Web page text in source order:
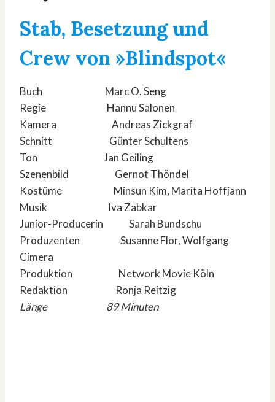
Stab, Besetzung und
Crew von »Blindspot«
Buch Marc O. Seng
Regie Hannu Salonen
Kamera Andreas Zickgraf
Schnitt Günter Schultens
Ton Jan Geiling
Szenenbild Gernot Thöndel
Kostüme Minsun Kim, Marita Hoffjann
Musik Iva Zabkar
Junior-Producerin Sarah Bundschu
Produzenten Susanne Flor, Wolfgang
Cimera
Produktion Network Movie Köln
Redaktion Ronja Reitzig
Länge 89 Minuten